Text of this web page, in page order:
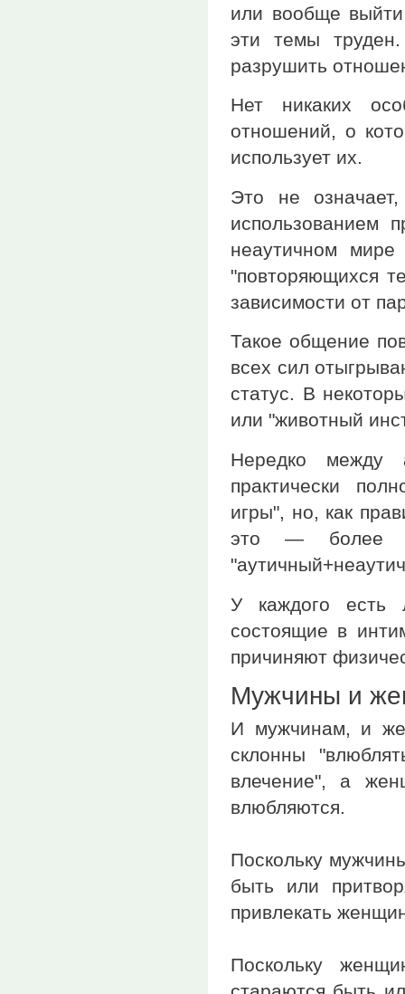
или вообще
эти темы
разрушить
Нет никаких
отношений, о
использует их.
Это не
использованием
неаутичном
"повторяющихся
зависимости от
Такое общение
всех сил
статус. В
или "животный
Нередко между
практически
игры", но, как
это — более
У каждого есть
состоящие в
причиняют
Мужчины и
И мужчинам, и
склонны
влечение", а
влюбляются.
Поскольку
быть или
привлекать
Поскольку